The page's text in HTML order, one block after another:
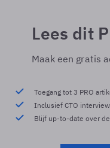
Lees dit
Maak een gratis
Toegang tot 3 PRO
Inclusief CTO
Blijf up-to-date over